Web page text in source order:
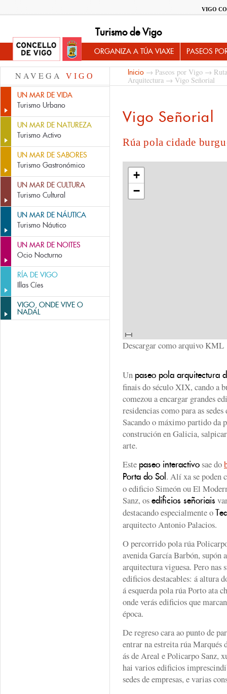
VIGO
Turismo de Vigo
ORGANIZA A TÚA VIAXE PASEOS
NAVEGA VIGO
UN MAR DE VIDA
Turismo Urbano
UN MAR DE NATUREZA
Turismo Activo
UN MAR DE SABORES
Turismo Gastronómico
UN MAR DE CULTURA
Turismo Cultural
UN MAR DE NÁUTICA
Turismo Náutico
UN MAR DE NOITES
Ocio Nocturno
RÍA DE VIGO
Illas Cíes
VIGO, ONDE VIVE O
NADAL
Inicio → Paseos por Vigo →
Arquitectura → Vigo Señorial
Vigo Señorial
Rúa pola cidade
+
−
Descargar como arquivo KML
Un paseo pola arquitectura
finais do século XIX, cando a
comezou a encargar grandes
residencias como para as
Sacando o máximo partido da
construción en Galicia,
arte.
Este paseo interactivo sae do
Porta do Sol . Alí xa se poden
o edificio Simeón ou El
Sanz, osedificios señoriais
destacando especialmente o
arquitecto Antonio Palacios.
O percorrido pola rúa
avenida García Barbón, supón
arquitectura viguesa. Pero nas
edificios destacables: á altura
á esquerda pola rúa Porto ata
onde verás edificios que
época.
De regreso cara ao punto de
entrar na estreita rúa Marqués
ás de Areal e Policarpo Sanz,
hai varios edificios
sedes de empresas, e varias